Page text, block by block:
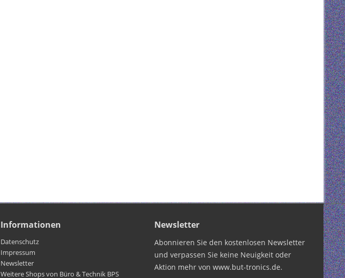
Informationen
Datenschutz
Impressum
Newsletter
Weitere Shops von Büro & Technik BPS
Newsletter
Abonnieren Sie den kostenlosen Newsletter
und verpassen Sie keine Neuigkeit oder
Aktion mehr von www.but-tronics.de.